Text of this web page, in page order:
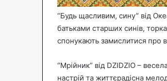
“Будь щасливим, сину” від
батьками старших синів,
спонукають замислитися про
“Мрійник” від DZIDZIO –
настрій та життєрадісна